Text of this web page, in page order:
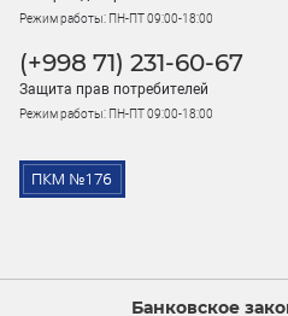
Режим работы: ПН-ПТ 09:00-18:00
(+998 71) 231-60-67
Защита прав потребителей
Режим работы: ПН-ПТ 09:00-18:00
Банковское